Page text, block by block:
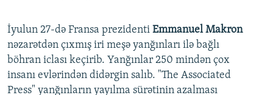
İyulun 27-də Fransa prezidenti Emmanuel Makron
nəzarətdən çıxmış iri meşə yanğınları ilə bağlı
böhran iclası keçirib. Yanğınlar 250 mindən çox
insanı evlərindən didərgin salıb. "The Associated
Press" yanğınların yayılma sürətinin azalması